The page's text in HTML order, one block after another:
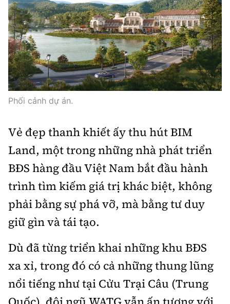
Nguyễn Thị Hồng Nga
Phó Tổng Biên tập:
Nguyễn Sơn Tùng, Nguyễn Đức Thắng,
La Đức Hùng
Giấy phép số 02/GP-BC, cấp ngày 22/4/2025.
Chuyên trang của Báo Xây dựng
0901 514 799
0915 057 282
Email: bandoc@baoxaydung.vn
Cấm sao chép dưới mọi hình thức nếu không có sự
chấp thuận bằng văn bản.
Thông tin tòa soạn
Phối cảnh dự án.
Vẻ đẹp thanh khiết ấy thu hút BIM
Land, một trong những nhà phát triển
BĐS hàng đầu Việt Nam bắt đầu hành
trình tìm kiếm giá trị khác biệt, không
phải bằng sự phá vỡ, mà bằng tư duy
giữ gìn và tái tạo.
Dù đã từng triển khai những khu BĐS
xa xỉ, trong đó có cả những thung lũng
nổi tiếng như tại Cửu Trại Câu (Trung